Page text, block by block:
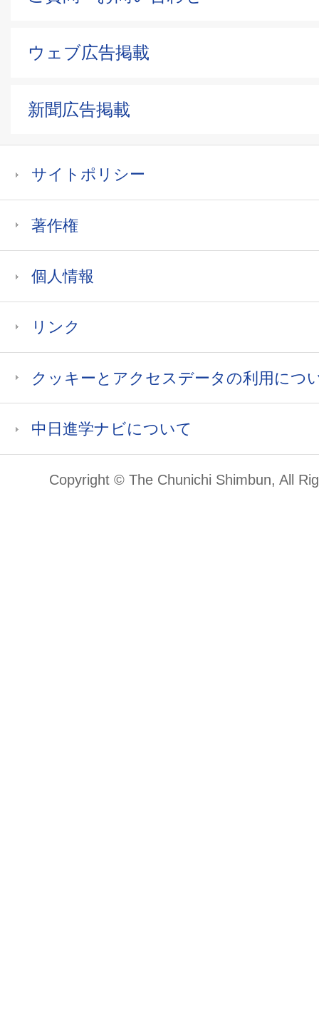
ウェブ広告掲載
新聞広告掲載
サイトポリシー
著作権
個人情報
リンク
クッキーとアクセスデータの利用につ
中日進学ナビについて
Copyright © The Chunichi Shimbun, All